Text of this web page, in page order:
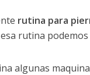
rutina para
rutina
algunas